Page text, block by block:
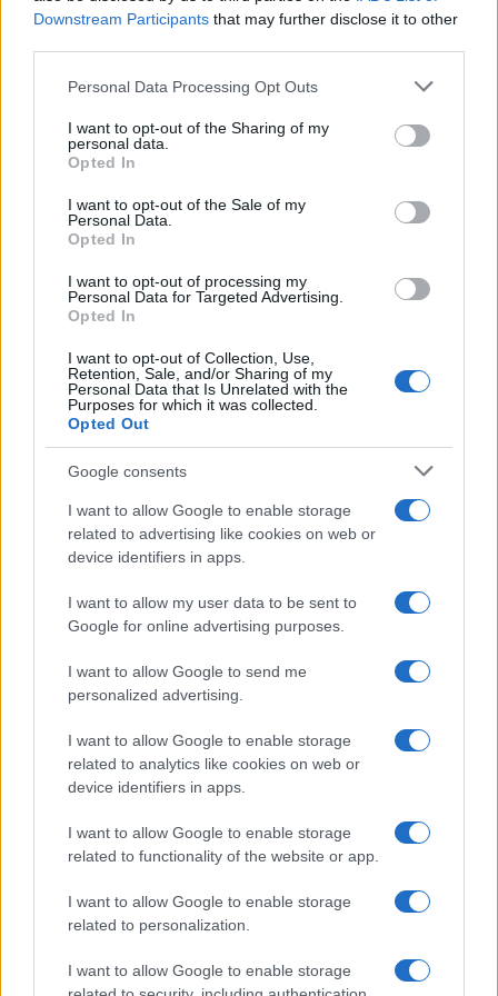
Downstream Participants that may further disclose it to other
Please note that this website/app uses one or more Google
not limited to your visit or usage behaviour. You may click to
grant or deny consent to Google and its third-party tags to
use your data for below specified purposes in below Google
consent section.
Personal Data Processing Opt Outs
I want to opt-out of the Sharing of my
personal data.
Opted In
I want to opt-out of the Sale of my
Personal Data.
Opted In
I want to opt-out of processing my
Personal Data for Targeted Advertising.
Opted In
I want to opt-out of Collection, Use,
Retention, Sale, and/or Sharing of my
Personal Data that Is Unrelated with the
Purposes for which it was collected.
Opted Out
Google consents
I want to allow Google to enable storage
related to advertising like cookies on web or
device identifiers in apps.
I want to allow my user data to be sent to
Google for online advertising purposes.
I want to allow Google to send me
personalized advertising.
I want to allow Google to enable storage
related to analytics like cookies on web or
device identifiers in apps.
I want to allow Google to enable storage
related to functionality of the website or app.
I want to allow Google to enable storage
related to personalization.
I want to allow Google to enable storage
NECROLOGIE
Mario Malu
Paolo Pinna
I nostri cari
I nostri cari
I nostri cari
Giovannimaria Cabras
Invia un Comunicato Stampa| Pubblicità Segnala